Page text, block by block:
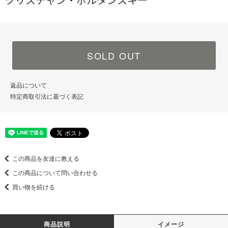
SOLD OUT
返品について
特定商取引法に基づく表記
この商品を友達に教える
この商品について問い合わせる
買い物を続ける
商品説明 イメージ